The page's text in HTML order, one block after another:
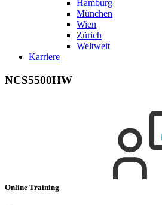
Hamburg
München
Wien
Zürich
Weltweit
Karriere
NCS5500HW
Online Training